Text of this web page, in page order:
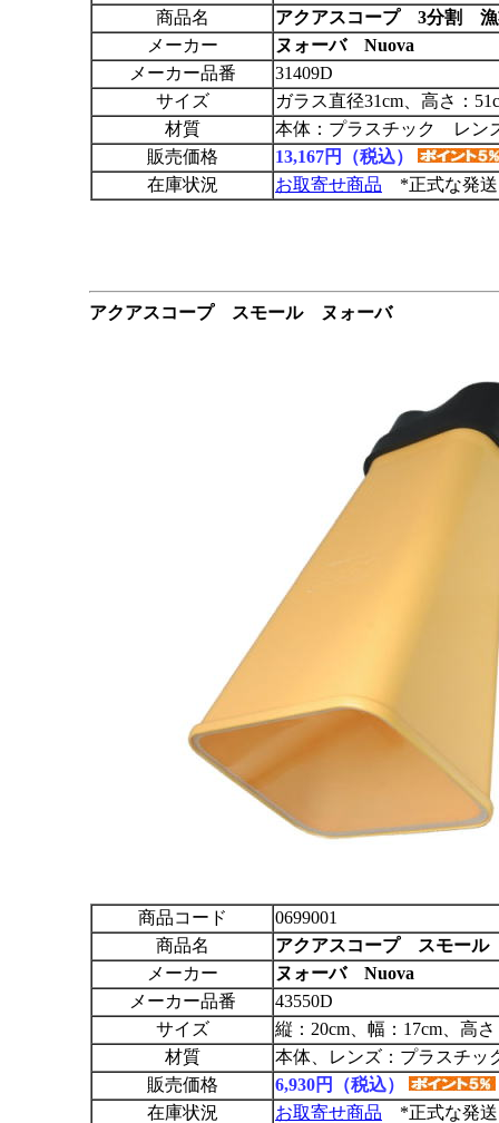
商品名
アクアスコープ 3分割 漁
メーカー
ヌォーバ Nuova
メーカー品番
31409D
サイズ
ガラス直径31cm、高さ：
材質
本体：プラスチック レン
販売価格
13,167円（税込）
在庫状況
お取寄せ商品 *正式な発送
アクアスコープ スモール ヌォーバ
商品コード
0699001
商品名
アクアスコープ スモール
メーカー
ヌォーバ Nuova
メーカー品番
43550D
サイズ
縦：20cm、幅：17cm、高さ
材質
本体、レンズ：プラスチッ
販売価格
6,930円（税込）
在庫状況
お取寄せ商品 *正式な発送